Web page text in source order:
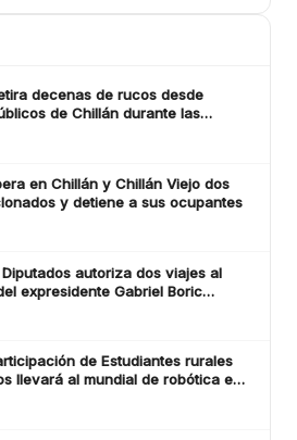
decenas de rucos desde
de Chillán durante las
en Chillán y Chillán Viejo dos
y detiene a sus ocupantes
autoriza dos viajes al
expresidente Gabriel Boric
de Estudiantes rurales
llevará al mundial de robótica en